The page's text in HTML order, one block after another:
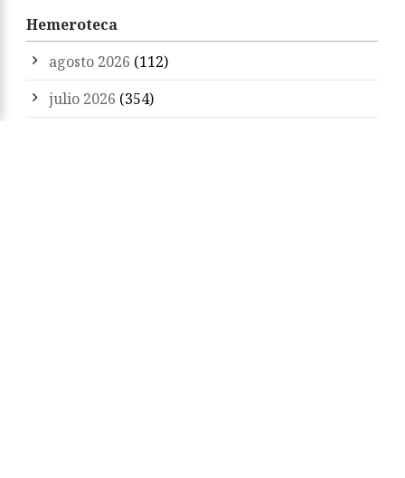
Hemeroteca
agosto 2026 (112)
julio 2026 (354)